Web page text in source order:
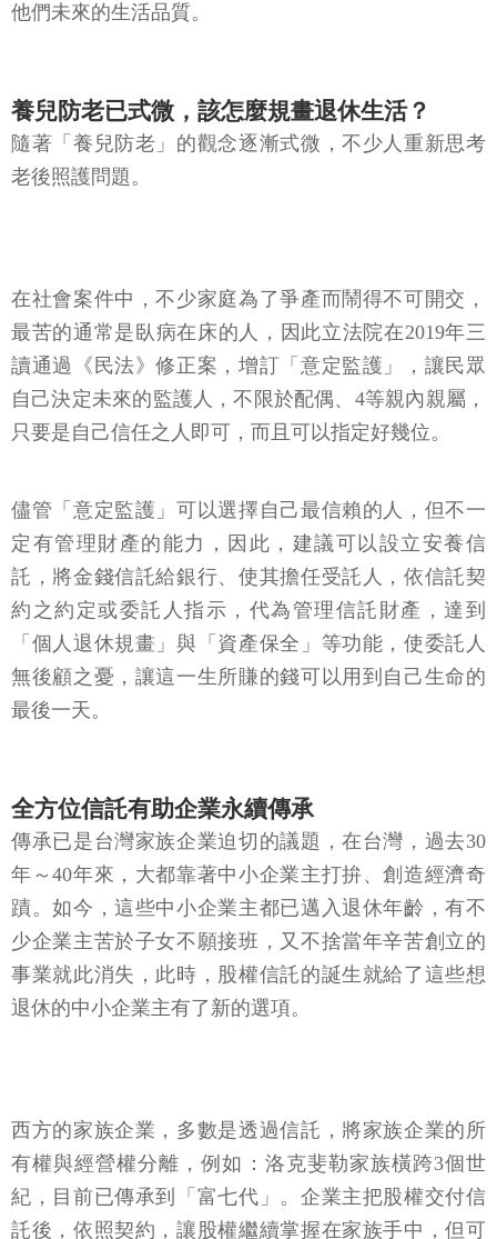
他們未來的生活品質。
養兒防老已式微，該怎麼規畫退休生活？
隨著「養兒防老」的觀念逐漸式微，不少人重新思考
老後照護問題。
在社會案件中，不少家庭為了爭產而鬧得不可開交，
最苦的通常是臥病在床的人，因此立法院在2019年三
讀通過《民法》修正案，增訂「意定監護」，讓民眾
自己決定未來的監護人，不限於配偶、4等親內親屬，
只要是自己信任之人即可，而且可以指定好幾位。
儘管「意定監護」可以選擇自己最信賴的人，但不一
定有管理財產的能力，因此，建議可以設立安養信
託，將金錢信託給銀行、使其擔任受託人，依信託契
約之約定或委託人指示，代為管理信託財產，達到
「個人退休規畫」與「資產保全」等功能，使委託人
無後顧之憂，讓這一生所賺的錢可以用到自己生命的
最後一天。
全方位信託有助企業永續傳承
傳承已是台灣家族企業迫切的議題，在台灣，過去30
年～40年來，大都靠著中小企業主打拚、創造經濟奇
蹟。如今，這些中小企業主都已邁入退休年齡，有不
少企業主苦於子女不願接班，又不捨當年辛苦創立的
事業就此消失，此時，股權信託的誕生就給了這些想
退休的中小企業主有了新的選項。
西方的家族企業，多數是透過信託，將家族企業的所
有權與經營權分離，例如：洛克斐勒家族橫跨3個世
紀，目前已傳承到「富七代」。企業主把股權交付信
託後，依照契約，讓股權繼續掌握在家族手中，但可